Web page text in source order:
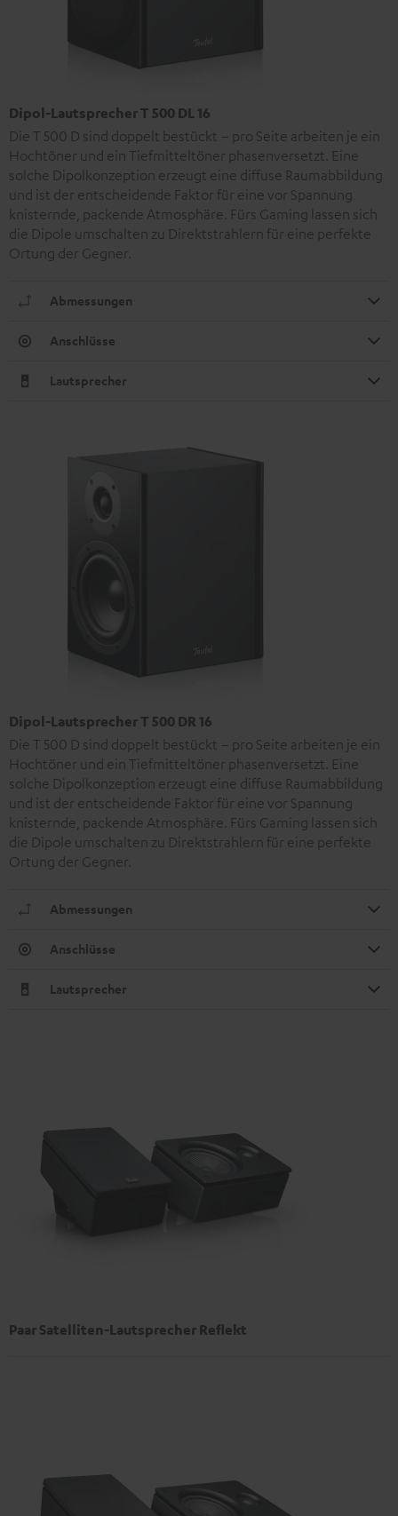
Dipol-Lautsprecher T 500 DL 16
Die T 500 D sind doppelt bestückt – pro Seite arbeiten je ein
Hochtöner und ein Tiefmitteltöner phasenversetzt. Eine
solche Dipolkonzeption erzeugt eine diffuse Raumabbildung
und ist der entscheidende Faktor für eine vor Spannung
knisternde, packende Atmosphäre. Fürs Gaming lassen sich
die Dipole umschalten zu Direktstrahlern für eine perfekte
Ortung der Gegner.
Abmessungen
Anschlüsse
Lautsprecher
Dipol-Lautsprecher T 500 DR 16
Die T 500 D sind doppelt bestückt – pro Seite arbeiten je ein
Hochtöner und ein Tiefmitteltöner phasenversetzt. Eine
solche Dipolkonzeption erzeugt eine diffuse Raumabbildung
und ist der entscheidende Faktor für eine vor Spannung
knisternde, packende Atmosphäre. Fürs Gaming lassen sich
die Dipole umschalten zu Direktstrahlern für eine perfekte
Ortung der Gegner.
Abmessungen
Anschlüsse
Lautsprecher
Paar Satelliten-Lautsprecher Reflekt